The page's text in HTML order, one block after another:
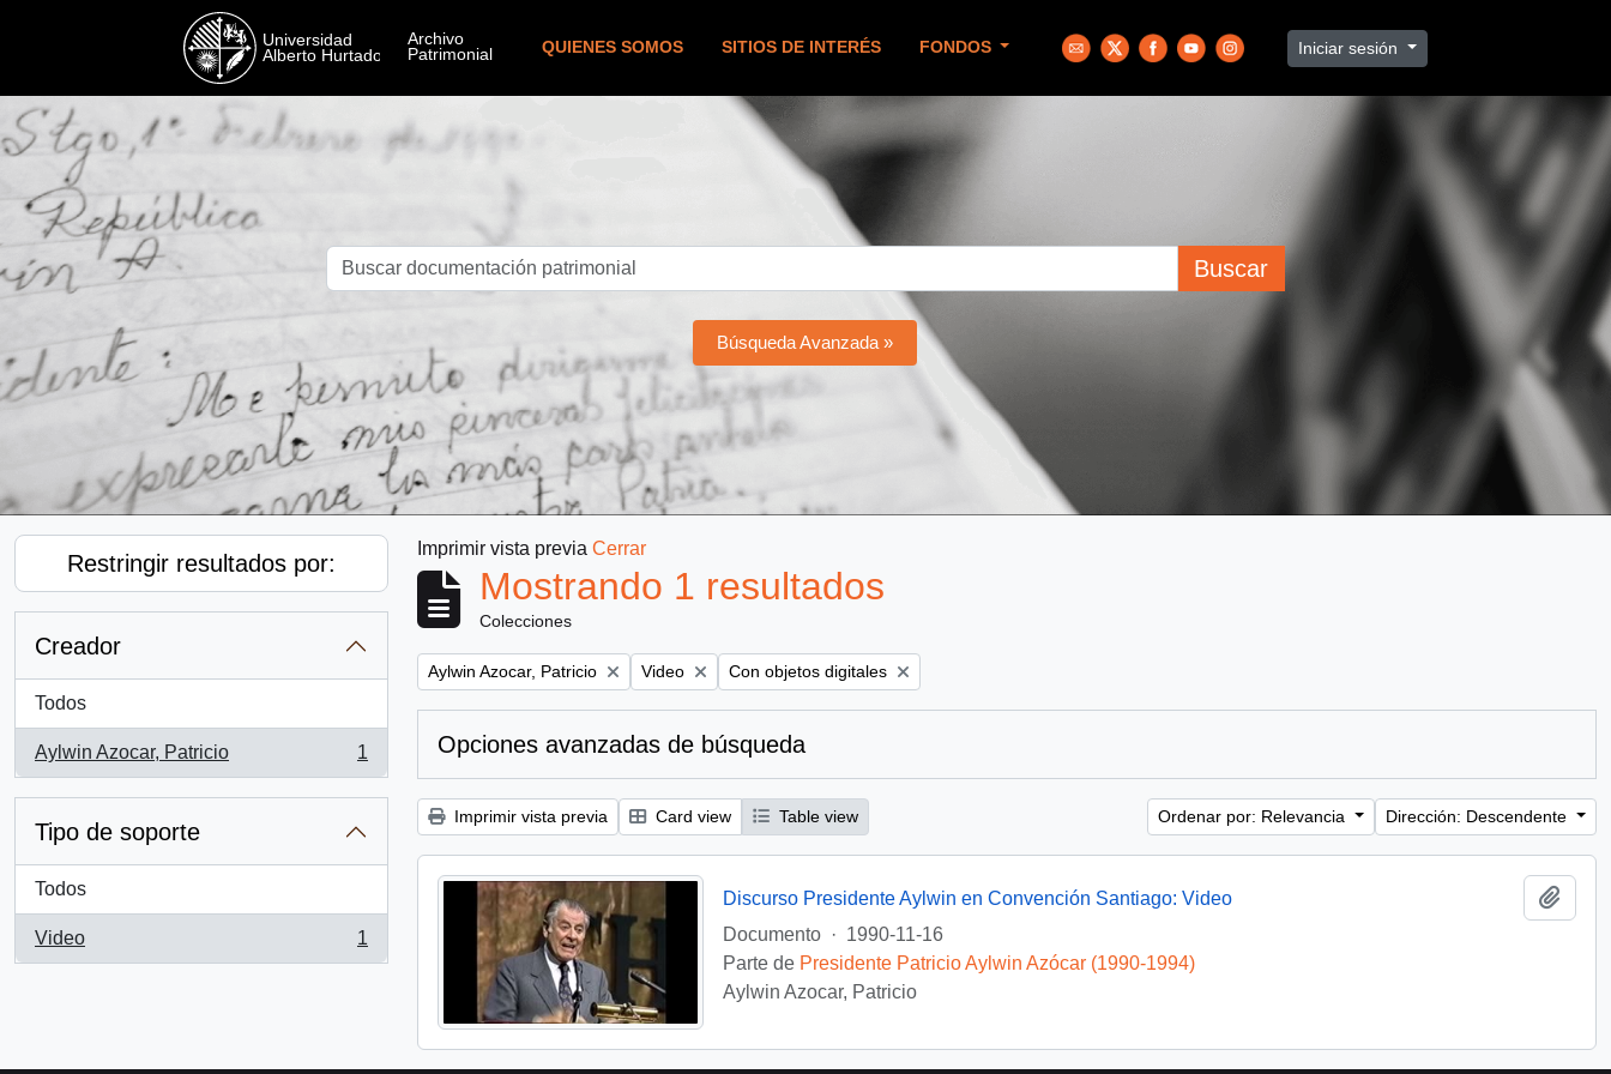
QUIENES SOMOS SITIOS DE INTERÉS FONDOS Iniciar sesión
Buscar
Búsqueda Avanzada »
Restringir resultados por:
Creador
Todos
Aylwin Azocar, Patricio
, 1 resultados
1
Tipo de soporte
Todos
Video
, 1 resultados
1
Imprimir vista previa Cerrar
Mostrando 1 resultados
Colecciones
Remove filter:
Aylwin Azocar, Patricio Remove filter:
Video Remove filter:
Con objetos digitales
Opciones avanzadas de búsqueda
Imprimir vista previa Card view Table view Ordenar por: Relevancia Dirección: Descendente
Discurso Presidente Aylwin en Convención Santiago: Video
Documento
· 1990-11-16
Parte de Presidente Patricio Aylwin Azócar (1990-1994)
Aylwin Azocar, Patricio